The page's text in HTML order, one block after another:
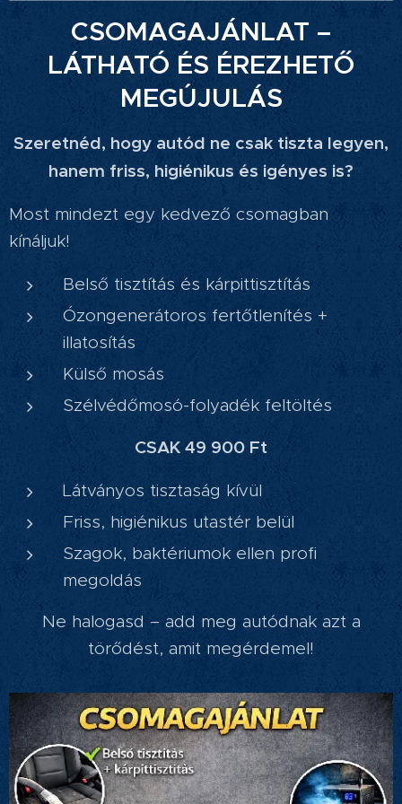
CSOMAGAJÁNLAT –
LÁTHATÓ ÉS ÉREZHETŐ
MEGÚJULÁS
Szeretnéd, hogy autód ne csak tiszta legyen,
hanem friss, higiénikus és igényes is?
Most mindezt egy kedvező csomagban
kínáljuk!
Belső tisztítás és kárpittisztítás
Ózongenerátoros fertőtlenítés +
illatosítás
Külső mosás
Szélvédőmosó-folyadék feltöltés
CSAK 49 900 Ft
Látványos tisztaság kívül
Friss, higiénikus utastér belül
Szagok, baktériumok ellen profi
megoldás
Ne halogasd – add meg autódnak azt a
törődést, amit megérdemel!